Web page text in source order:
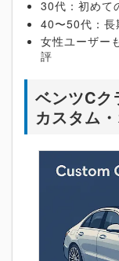
30代：初めて
40〜50代：長
女性ユーザー
評
ベンツCク
カスタム